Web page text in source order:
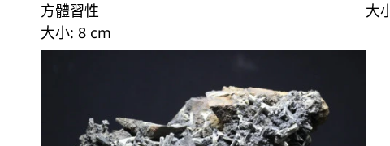
方體習性
大小: 8 cm
大